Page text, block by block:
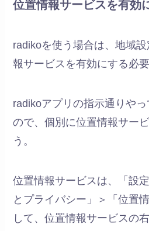
位置情報サービスを有効
radikoを使う場合は、地域
報サービスを有効にする必
radikoアプリの指示通りや
ので、個別に位置情報サー
う。
位置情報サービスは、「設
とプライバシー」＞「位置
して、位置情報サービスの